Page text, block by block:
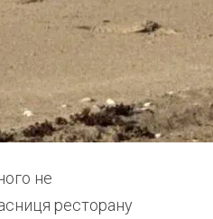
не
ресторану